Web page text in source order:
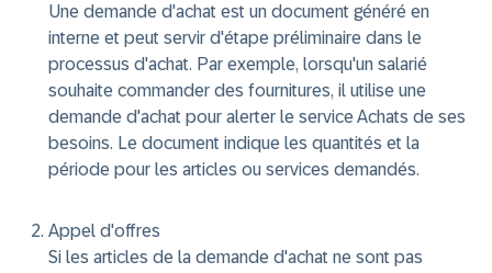
Une demande d'achat est un document généré en
interne et peut servir d'étape préliminaire dans le
processus d'achat. Par exemple, lorsqu'un salarié
souhaite commander des fournitures, il utilise une
demande d'achat pour alerter le service Achats de ses
besoins. Le document indique les quantités et la
période pour les articles ou services demandés.
Appel d'offres
Si les articles de la demande d'achat ne sont pas